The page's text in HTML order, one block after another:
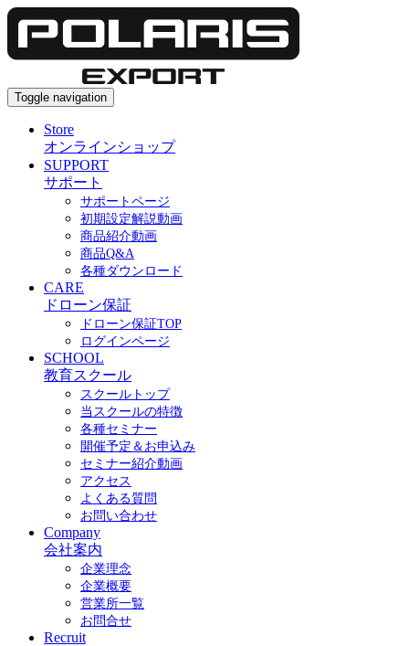
Toggle navigation
Store
オンラインショップ
SUPPORT
サポート
サポートページ
初期設定解説動画
商品紹介動画
商品Q&A
各種ダウンロード
CARE
ドローン保証
ドローン保証TOP
ログインページ
SCHOOL
教育スクール
スクールトップ
当スクールの特徴
各種セミナー
開催予定＆お申込み
セミナー紹介動画
アクセス
よくある質問
お問い合わせ
Company
会社案内
企業理念
企業概要
営業所一覧
お問合せ
Recruit